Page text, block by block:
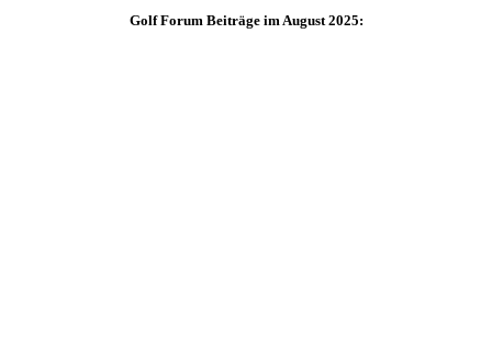
Golf Forum Beiträge im August 2025: